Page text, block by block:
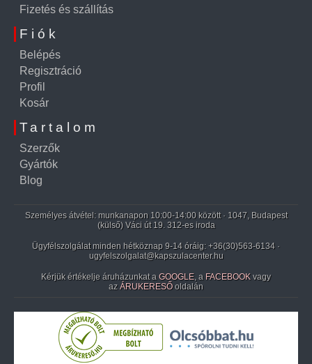
Fizetés és szállítás
Fiók
Belépés
Regisztráció
Profil
Kosár
Tartalom
Szerzők
Gyártók
Blog
Személyes átvétel: munkanapon 10:00-14:00 között · 1047, Budapest
(külső) Váci út 19. 312-es iroda
Ügyfélszolgálat minden hétköznap 9-14 óráig: +36(30)563-6134 ·
ugyfelszolgalat@kapszulacenter.hu
Kérjük értékelje áruházunkat a GOOGLE, a FACEBOOK vagy
az ÁRUKERESŐ oldalán